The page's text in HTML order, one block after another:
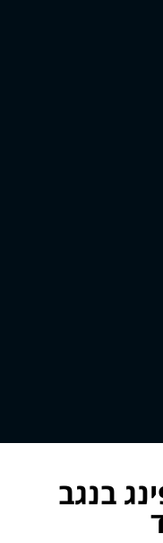
בנגב